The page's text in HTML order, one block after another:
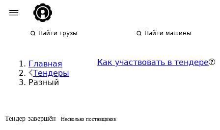
Найти грузы Найти машины
Главная
Тендеры
Разный
Как участвовать в тендере
Тендер завершён Несколько поставщиков